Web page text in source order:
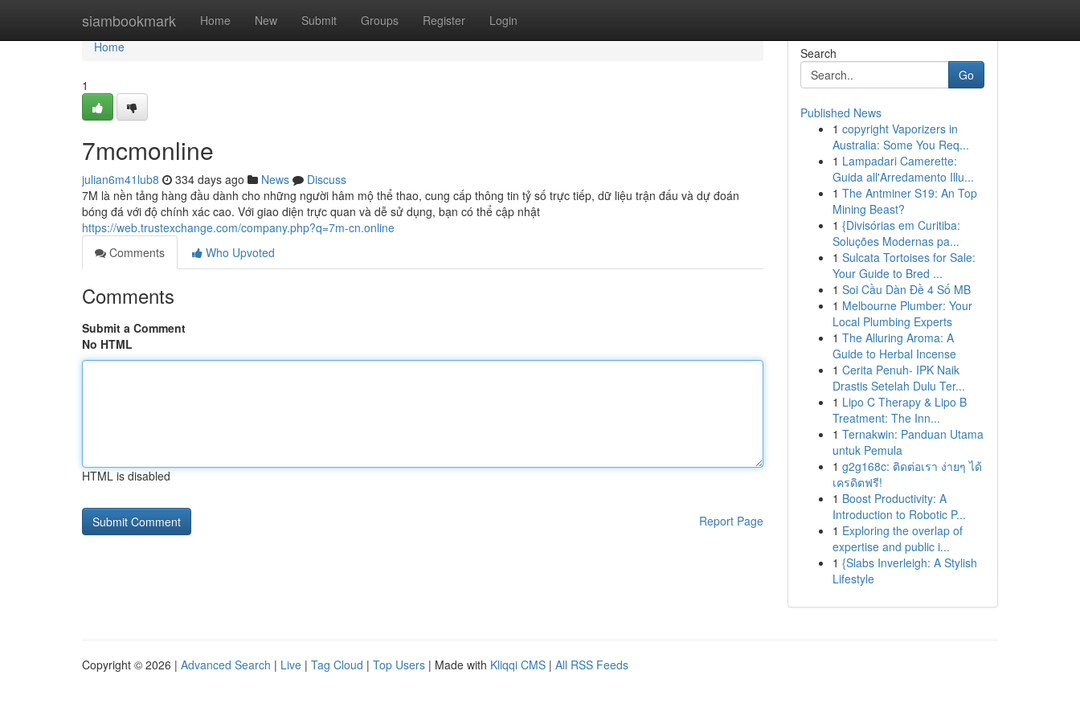
siambookmark Home New Submit Groups Register Login
Home
Home
1
7mcmonline
julian6m41lub8 334 days ago News
Discuss
7M là nền tảng hàng đầu dành cho những người hâm mộ thể thao, cung cấp thông tin tỷ số trực tiếp, dữ liệu trận đấu và dự đoán
bóng đá với độ chính xác cao. Với giao diện trực quan và dễ sử dụng, bạn có thể cập nhật
https://web.trustexchange.com/company.php?q=7m-cn.online
Comments
Who Upvoted
Comments
Submit a Comment
No HTML
HTML is disabled
Report Page
Search
Go
Published News
1 copyright Vaporizers in
Australia: Some You Req...
1 Lampadari Camerette:
Guida all'Arredamento Illu...
1 The Antminer S19: An Top
Mining Beast?
1 {Divisórias em Curitiba:
Soluções Modernas pa...
1 Sulcata Tortoises for Sale:
Your Guide to Bred ...
1 Soi Cầu Dàn Đề 4 Số MB
1 Melbourne Plumber: Your
Local Plumbing Experts
1 The Alluring Aroma: A
Guide to Herbal Incense
1 Cerita Penuh- IPK Naik
Drastis Setelah Dulu Ter...
1 Lipo C Therapy & Lipo B
Treatment: The Inn...
1 Ternakwin: Panduan Utama
untuk Pemula
1 g2g168c: ติดต่อเรา ง่ายๆ ได้
เครดิตฟรี!
1 Boost Productivity: A
Introduction to Robotic P...
1 Exploring the overlap of
expertise and public i...
1 {Slabs Inverleigh: A Stylish
Lifestyle
Copyright © 2026 | Advanced Search | Live | Tag Cloud | Top Users | Made with Kliqqi CMS | All RSS Feeds